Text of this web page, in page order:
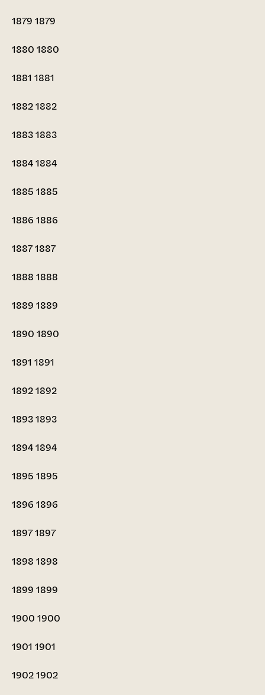
1879 1879
1880 1880
1881 1881
18821882
18831883
18841884
1885 1885
1886 1886
18871887
1888 1888
1889 1889
1890 1890
1891 1891
18921892
18931893
18941894
1895 1895
1896 1896
18971897
1898 1898
1899 1899
1900 1900
1901 1901
19021902